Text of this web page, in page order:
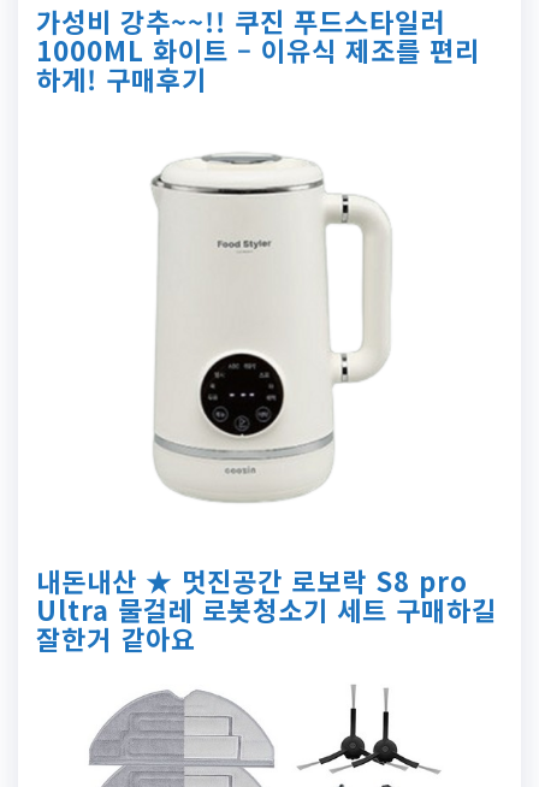
가성비 강추~~!! 쿠진 푸드스타일러
1000ML 화이트 – 이유식 제조를 편리
하게! 구매후기
내돈내산 ★ 멋진공간 로보락 S8 pro
Ultra 물걸레 로봇청소기 세트 구매하길
잘한거 같아요